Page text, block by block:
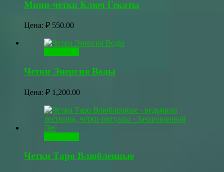
Мини-четки Ключ Гекаты
Цена: ₽ 550.00
Четки Энергия Воды
Цена: ₽ 1,200.00
Четки Таро Влюбленные